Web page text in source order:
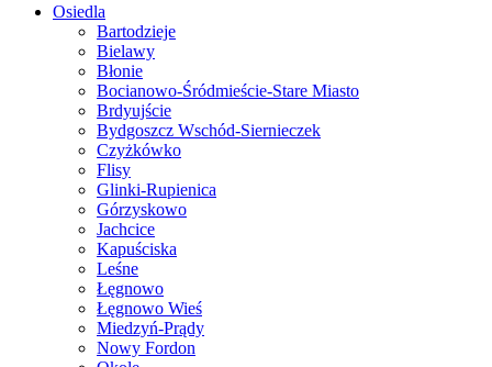
Osiedla
Bartodzieje
Bielawy
Błonie
Bocianowo-Śródmieście-Stare Miasto
Brdyujście
Bydgoszcz Wschód-Siernieczek
Czyżkówko
Flisy
Glinki-Rupienica
Górzyskowo
Jachcice
Kapuściska
Leśne
Łęgnowo
Łęgnowo Wieś
Miedzyń-Prądy
Nowy Fordon